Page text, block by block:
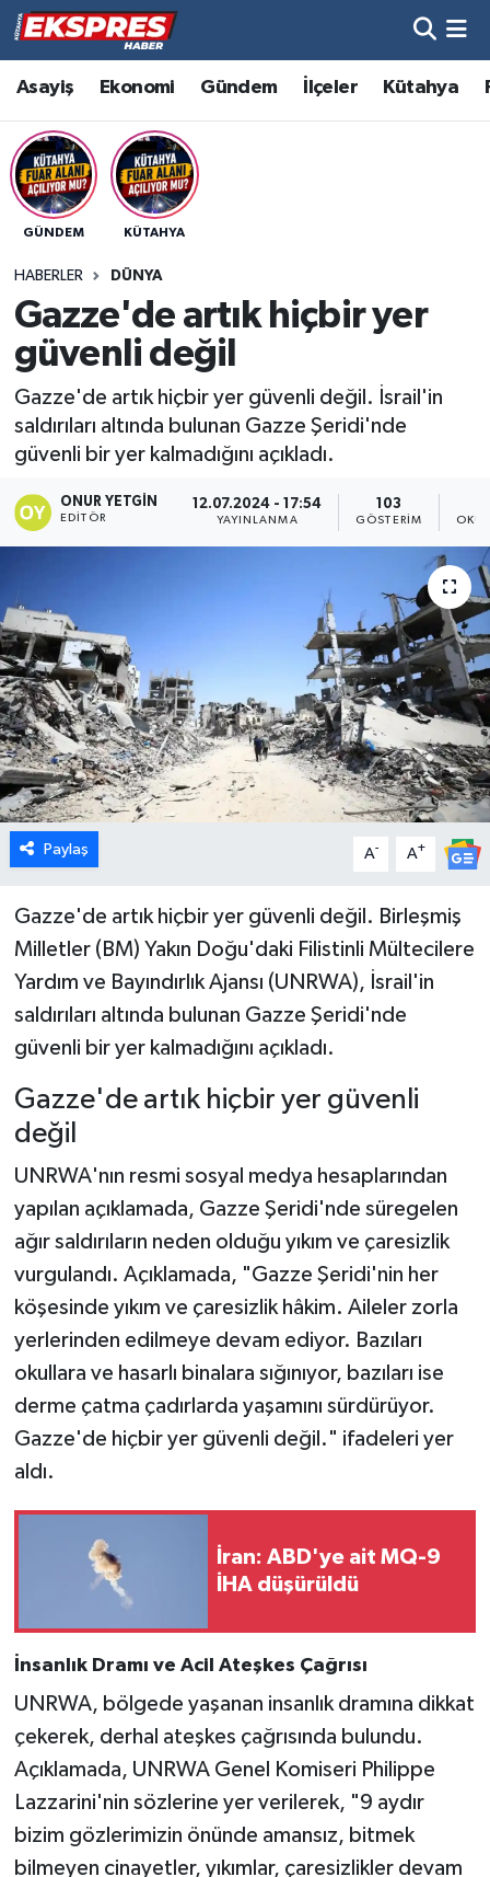
Asayiş Ekonomi Gündem İlçeler Kütahya
GÜNDEM KÜTAHYA
HABERLER DÜNYA
Gazze'de artık hiçbir yer
güvenli değil
Gazze'de artık hiçbir yer güvenli değil. İsrail'in
saldırıları altında bulunan Gazze Şeridi'nde
güvenli bir yer kalmadığını açıkladı.
ONUR YETGIN
EDITÖR
12.07.2024 - 17:54
YAYINLANMA
103
GÖSTERIM
Paylaş A- A+
Gazze'de artık hiçbir yer güvenli değil. Birleşmiş
Milletler (BM) Yakın Doğu'daki Filistinli Mültecilere
Yardım ve Bayındırlık Ajansı (UNRWA), İsrail'in
saldırıları altında bulunan Gazze Şeridi'nde
güvenli bir yer kalmadığını açıkladı.
Gazze'de artık hiçbir yer güvenli
değil
UNRWA'nın resmi sosyal medya hesaplarından
yapılan açıklamada, Gazze Şeridi'nde süregelen
ağır saldırıların neden olduğu yıkım ve çaresizlik
vurgulandı. Açıklamada, "Gazze Şeridi'nin her
köşesinde yıkım ve çaresizlik hâkim. Aileler zorla
yerlerinden edilmeye devam ediyor. Bazıları
okullara ve hasarlı binalara sığınıyor, bazıları ise
derme çatma çadırlarda yaşamını sürdürüyor.
Gazze'de hiçbir yer güvenli değil." ifadeleri yer
aldı.
İran: ABD'ye ait MQ-9
İHA düşürüldü
İnsanlık Dramı ve Acil Ateşkes Çağrısı
UNRWA, bölgede yaşanan insanlık dramına dikkat
çekerek, derhal ateşkes çağrısında bulundu.
Açıklamada, UNRWA Genel Komiseri Philippe
Lazzarini'nin sözlerine yer verilerek, "9 aydır
bizim gözlerimizin önünde amansız, bitmek
bilmeyen cinayetler, yıkımlar, çaresizlikler devam
Altıntaş
Asayiş
Aslanapa
Bölge
Çavdarhisar
Domaniç
Ekonomi
Emet
Foto Galeri
Gediz
Genel
Gündem
Hisarcık
Köşe Yazıları
Kültür Sanat
Kütahya
Otomobil
Pazarlar
Rüya Tabirleri
Sağlık
Simav
Siyaset
Spor
Tavşanlı
Hava Durumu
Trafik Durumu
Süper Lig Puan Durumu ve Fikstür
Son Dakika Haberleri
Haber Arşivi